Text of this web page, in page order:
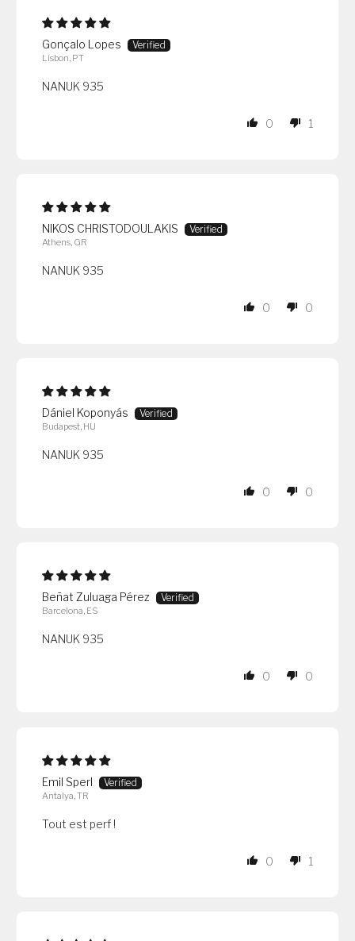
Gonçalo Lopes
Lisbon, PT
NANUK 935
0 1
NIKOS CHRISTODOULAKIS
Athens, GR
NANUK 935
0 0
Dániel Koponyás
Budapest, HU
NANUK 935
0 0
Beñat Zuluaga Pérez
Barcelona, ES
NANUK 935
0 0
Emil Sperl
Antalya, TR
Tout est perf !
0 1